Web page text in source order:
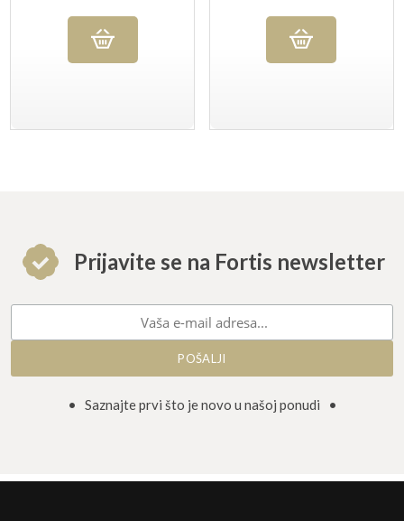
Prijavite se na Fortis newsletter
• Saznajte prvi što je novo u našoj ponudi •